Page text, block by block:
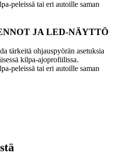
peleissä tai eri autoille saman
JA LED-NÄYTTÖ
tärkeitä ohjauspyörän asetuksia
kilpa-ajoprofiilissa.
peleissä tai eri autoille saman